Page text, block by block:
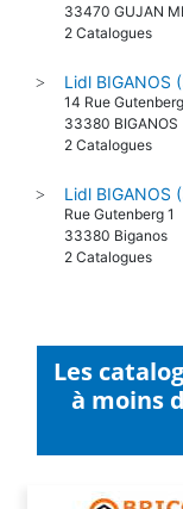
33470 GUJAN
2 Catalogues
> Lidl BIGANOS
14 Rue Gutenberg
33380 BIGANOS
2 Catalogues
> Lidl BIGANOS
Rue Gutenberg 1
33380 Biganos
2 Catalogues
Les
à moins